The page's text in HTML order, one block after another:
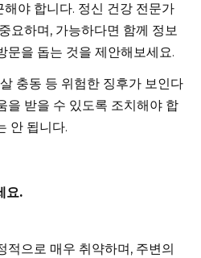
야 합니다. 정신 건강 전문가
요하며, 가능하다면 함께 정보
문을 돕는 것을 제안해보세요.
충동 등 위험한 징후가 보인다
을 받을 수 있도록 조치해야 합
안 됩니다.
요.
적으로 매우 취약하며, 주변의